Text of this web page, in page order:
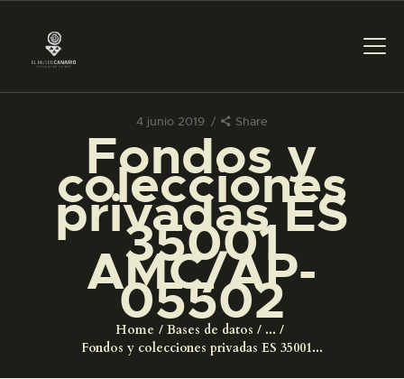
4 junio 2019 Share
Fondos y
colecciones
privadas ES
35001
AMC/AP-
05502
Home Bases de datos
...
Fondos y colecciones privadas ES 35001...
PREPARAR LA VISITA
ACTIVIDADES
█
EL MUSEO